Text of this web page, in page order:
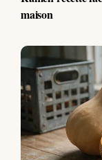
maison